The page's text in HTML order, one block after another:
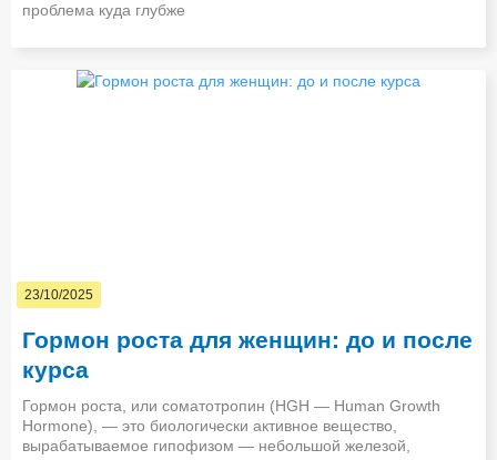
проблема куда глубже
23/10/2025
Гормон роста для женщин: до и после
курса
Гормон роста, или соматотропин (HGH — Human Growth
Hormone), — это биологически активное вещество,
вырабатываемое гипофизом — небольшой железой,